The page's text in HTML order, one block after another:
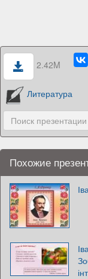
2.42M
Литература
Похожие